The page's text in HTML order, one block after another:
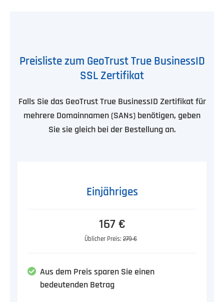
Preisliste zum GeoTrust True BusinessID
SSL Zertifikat
Falls Sie das GeoTrust True BusinessID Zertifikat für
mehrere Domainnamen (SANs) benötigen, geben
Sie sie gleich bei der Bestellung an.
Einjähriges
167 €
Üblicher Preis: 279 €
Aus dem Preis sparen Sie einen
bedeutenden Betrag